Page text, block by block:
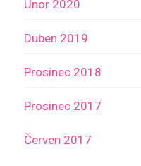
Únor 2020
Duben 2019
Prosinec 2018
Prosinec 2017
Červen 2017